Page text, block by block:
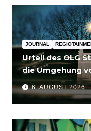
JOURNAL
Urteil des OLG
die Umgehung
für
6. AUGUST 2026